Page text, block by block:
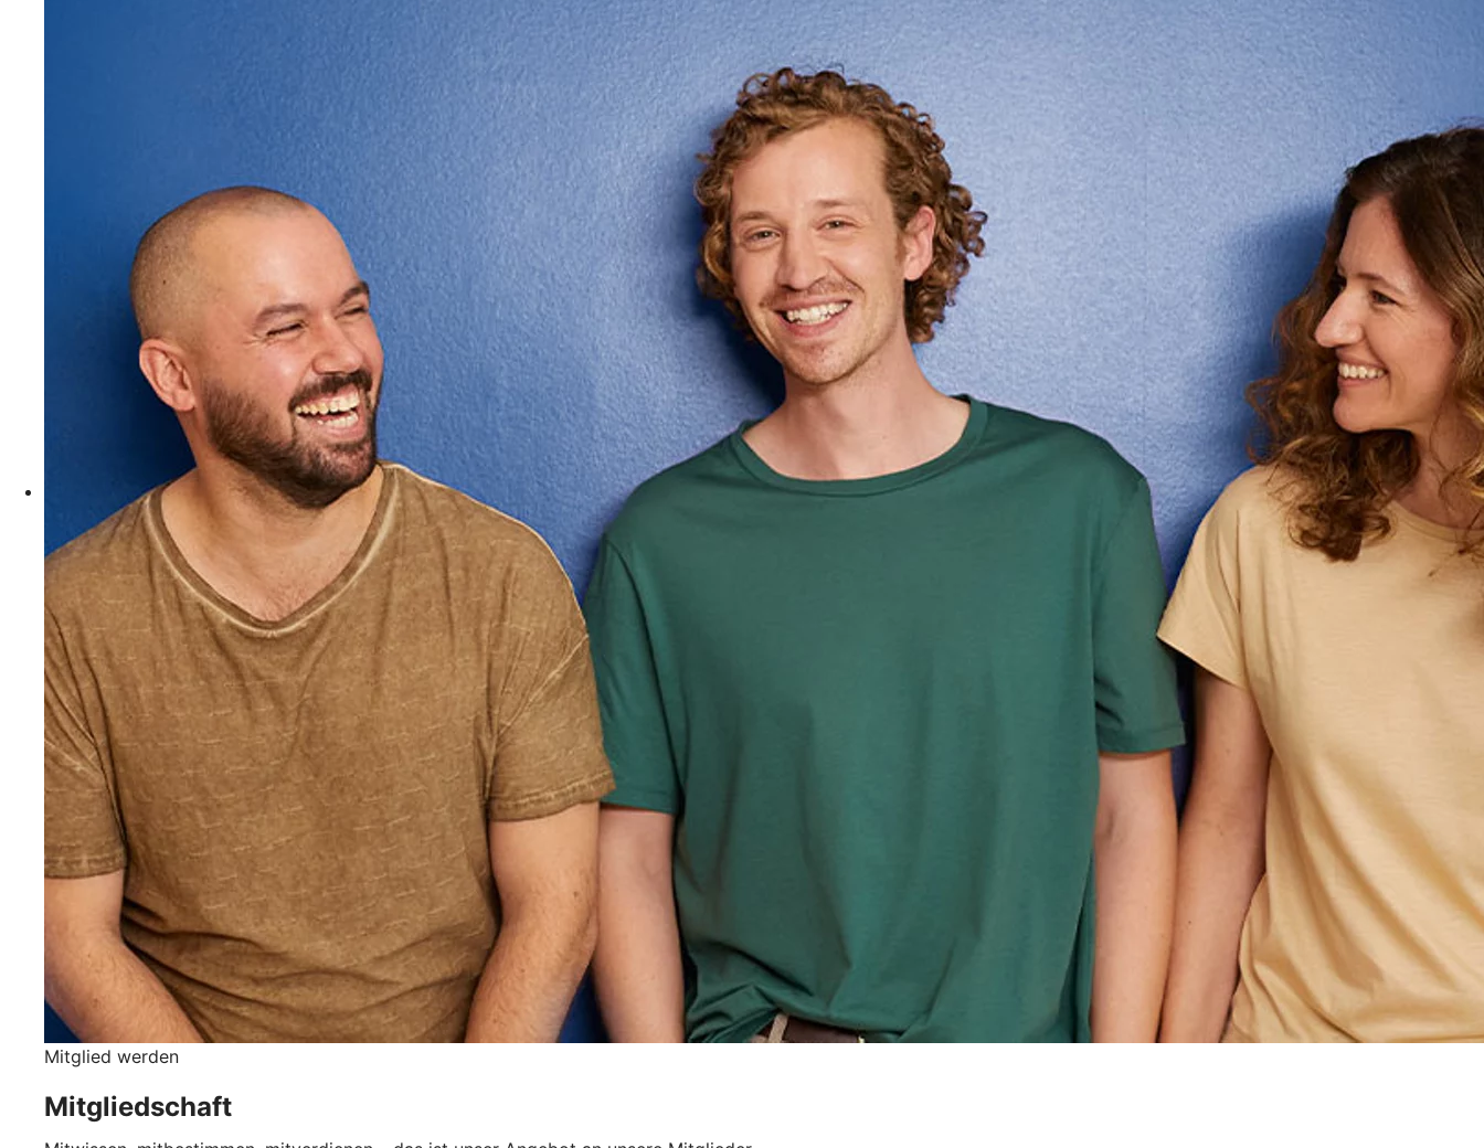
Mitglied werden
Mitgliedschaft